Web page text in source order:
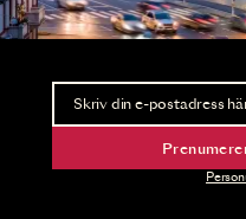
Nyhetsbrev
Ta del av